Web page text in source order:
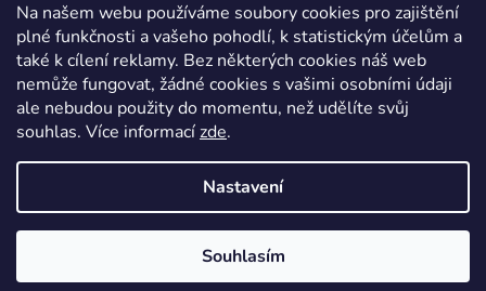
Na našem webu používáme soubory cookies pro zajištění
plné funkčnosti a vašeho pohodlí, k statistickým účelům a
také k cílení reklamy. Bez některých cookies náš web
nemůže fungovat, žádné cookies s vašimi osobními údaji
ale nebudou použity do momentu, než udělíte svůj
souhlas. Více informacízde.
Nastavení
Souhlasím
Partnerská prodejna Barefoot Plzeň
Vytvořil Shoptet
Bosorka Plzeň
vyhrazena.